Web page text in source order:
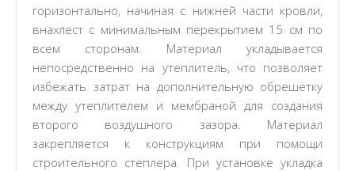
горизонтально, начиная с нижней части кровли,
внахлест с минимальным перекрытием 15 см по
всем сторонам. Материал укладывается
непосредственно на утеплитель, что позволяет
избежать затрат на дополнительную обрешётку
между утеплителем и мембраной для создания
второго воздушного зазора. Материал
закрепляется к конструкциям при помощи
строительного степлера. При установке укладка